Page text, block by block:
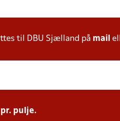
til DBU Sjælland på mail
pulje.